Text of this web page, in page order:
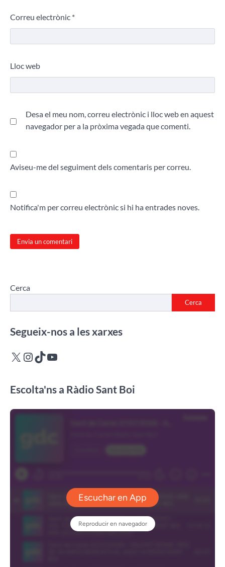
Correu electrònic *
Lloc web
Desa el meu nom, correu electrònic i lloc web en aquest
navegador per a la pròxima vegada que comenti.
Aviseu-me del seguiment dels comentaris per correu.
Notifica'm per correu electrònic si hi ha entrades noves.
Cerca
Cerca
Segueix-nos a les xarxes
X Instagram
TikTokYouTube
Escolta'ns a Ràdio Sant Boi